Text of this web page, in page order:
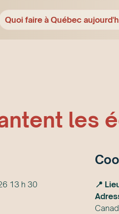
Quoi faire à Québec
les
13 h 30 📍